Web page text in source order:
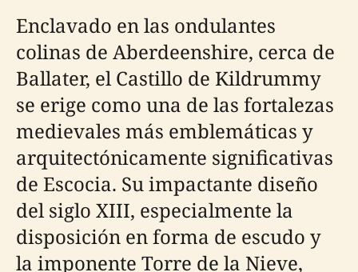
Enclavado en las ondulantes
colinas de Aberdeenshire, cerca de
Ballater, el Castillo de Kildrummy
se erige como una de las fortalezas
medievales más emblemáticas y
arquitectónicamente significativas
de Escocia. Su impactante diseño
del siglo XIII, especialmente la
disposición en forma de escudo y
la imponente Torre de la Nieve,